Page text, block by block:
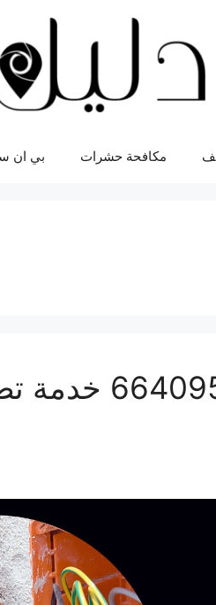
مكافحة حشرات بي ان
فني كهربائي الروضة